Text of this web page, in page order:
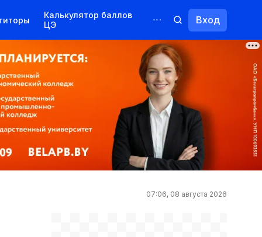
Калькулятор баллов
ЦЭ
Курсы
Переподготовка
Вход
07:06, 08 августа 2026